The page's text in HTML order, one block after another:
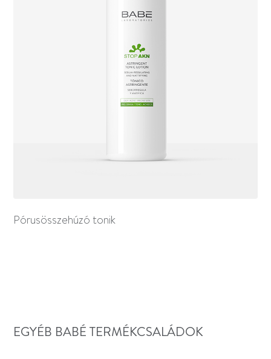
Pórusösszehúzó tonik
EGYÉB BABÉ TERMÉKCSALÁDOK